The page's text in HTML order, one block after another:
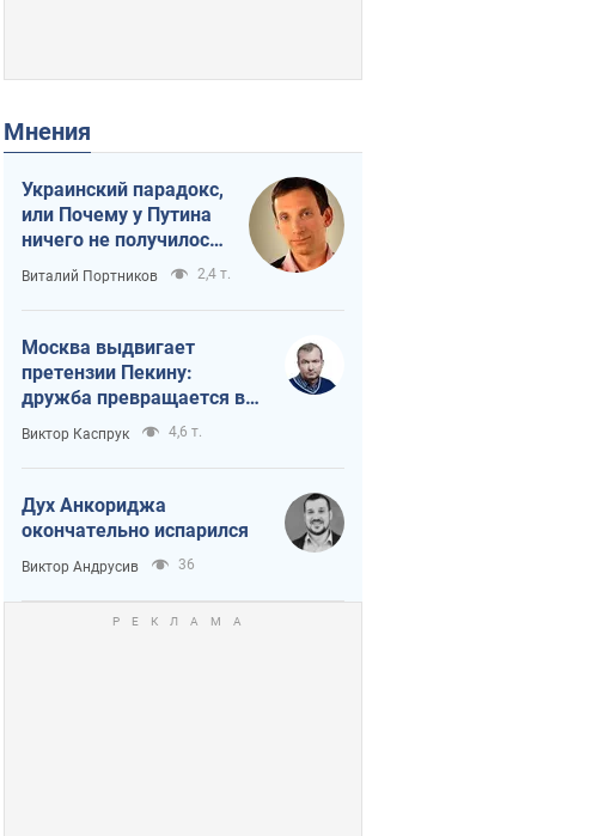
Мнения
Украинский парадокс,
или Почему у Путина
ничего не получилось
с Украиной
Виталий Портников 2,4 т.
Москва выдвигает
претензии Пекину:
дружба превращается в
зависимость России от
Китая
Виктор Каспрук 4,6 т.
Дух Анкориджа
окончательно испарился
Виктор Андрусив 36